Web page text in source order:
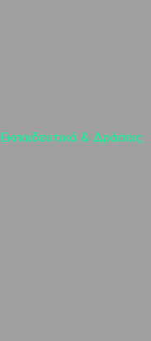
Εκπαιδευτικά & Δράσεις